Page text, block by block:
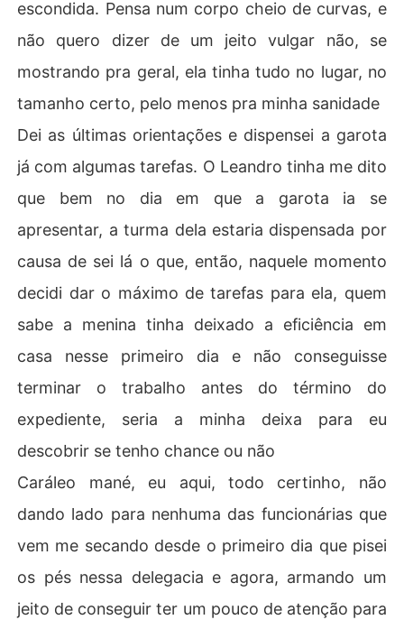
escondida. Pensa num corpo cheio de curvas, e
não quero dizer de um jeito vulgar não, se
mostrando pra geral, ela tinha tudo no lugar, no
tamanho certo, pelo menos pra minha sanidade
Dei as últimas orientações e dispensei a garota
já com algumas tarefas. O Leandro tinha me dito
que bem no dia em que a garota ia se
apresentar, a turma dela estaria dispensada por
causa de sei lá o que, então, naquele momento
decidi dar o máximo de tarefas para ela, quem
sabe a menina tinha deixado a eficiência em
casa nesse primeiro dia e não conseguisse
terminar o trabalho antes do término do
expediente, seria a minha deixa para eu
descobrir se tenho chance ou não
Caráleo mané, eu aqui, todo certinho, não
dando lado para nenhuma das funcionárias que
vem me secando desde o primeiro dia que pisei
os pés nessa delegacia e agora, armando um
jeito de conseguir ter um pouco de atenção para